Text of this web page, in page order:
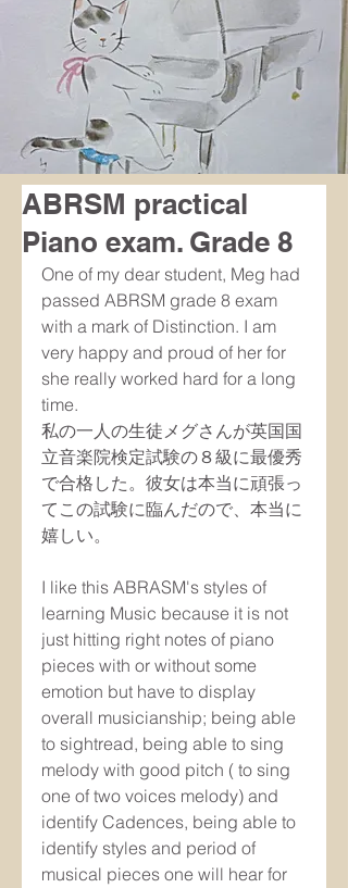
ABRSM practical
Piano exam. Grade 8
One of my dear student, Meg had
passed ABRSM grade 8 exam
with a mark of Distinction. I am
very happy and proud of her for
she really worked hard for a long
time.
私の一人の生徒メグさんが英国国
立音楽院検定試験の８級に最優秀
で合格した。彼女は本当に頑張っ
てこの試験に臨んだので、本当に
嬉しい。
I like this ABRASM's styles of
learning Music because it is not
just hitting right notes of piano
pieces with or without some
emotion but have to display
overall musicianship; being able
to sightread, being able to sing
melody with good pitch ( to sing
one of two voices melody) and
identify Cadences, being able to
identify styles and period of
musical pieces one will hear for